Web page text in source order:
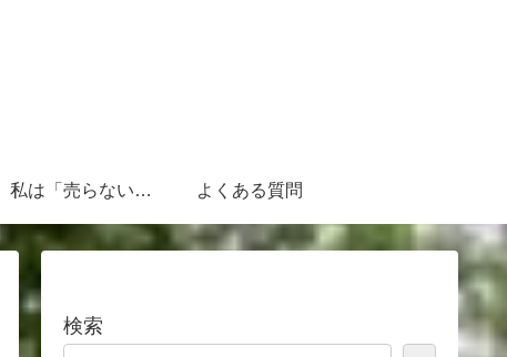
なぜ、私は「売らないFP」なのか よくある質問
検索